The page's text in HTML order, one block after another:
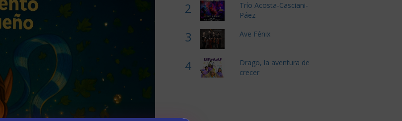
2
Trío Acosta-Casciani-
Páez
3 Ave Fénix
4
Drago, la aventura de
crecer